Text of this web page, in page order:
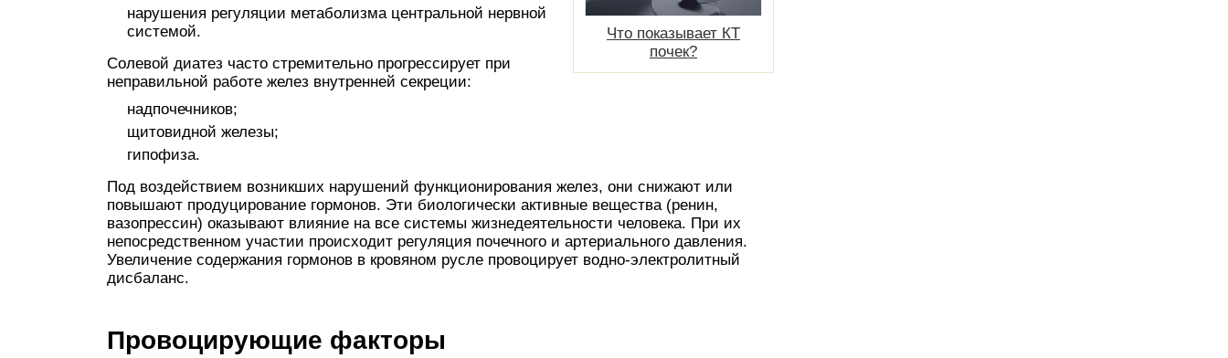
Что показывает КТ
почек?
нарушения регуляции метаболизма центральной нервной
системой.
Солевой диатез часто стремительно прогрессирует при
неправильной работе желез внутренней секреции:
надпочечников;
щитовидной железы;
гипофиза.
Под воздействием возникших нарушений функционирования желез, они снижают или
повышают продуцирование гормонов. Эти биологически активные вещества (ренин,
вазопрессин) оказывают влияние на все системы жизнедеятельности человека. При их
непосредственном участии происходит регуляция почечного и артериального давления.
Увеличение содержания гормонов в кровяном русле провоцирует водно-электролитный
дисбаланс.
Провоцирующие факторы